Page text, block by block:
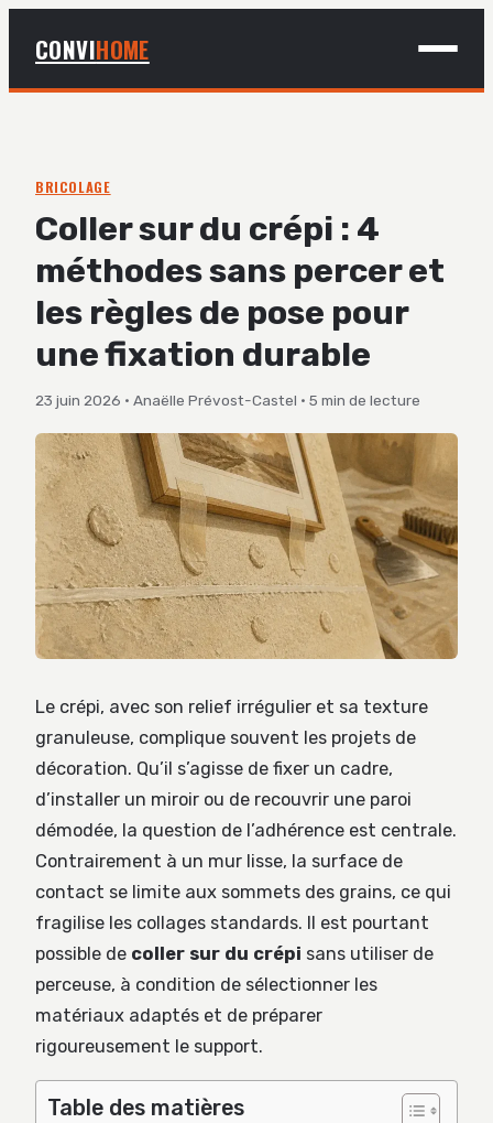
CONVIHOME
BRICOLAGE
DÉCO
JARDINAGE
BRICOLAGE
Coller sur du crépi : 4
méthodes sans percer et
les règles de pose pour
une fixation durable
23 juin 2026 · Anaëlle Prévost-Castel · 5 min de lecture
Le crépi, avec son relief irrégulier et sa texture
granuleuse, complique souvent les projets de
décoration. Qu’il s’agisse de fixer un cadre,
d’installer un miroir ou de recouvrir une paroi
démodée, la question de l’adhérence est centrale.
Contrairement à un mur lisse, la surface de
contact se limite aux sommets des grains, ce qui
fragilise les collages standards. Il est pourtant
possible de coller sur du crépi sans utiliser de
perceuse, à condition de sélectionner les
matériaux adaptés et de préparer
rigoureusement le support.
Table des matières